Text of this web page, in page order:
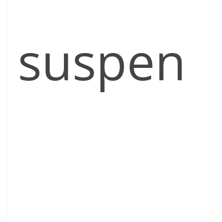
suspen